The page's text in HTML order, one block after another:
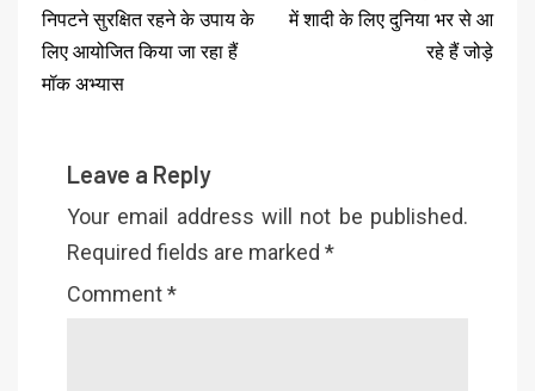
निपटने सुरक्षित रहने के उपाय के
लिए आयोजित किया जा रहा हैं
मॉक अभ्यास
में शादी के लिए दुनिया भर से आ
रहे हैं जोड़े
Leave a Reply
Your email address will not be published.
Required fields are marked *
Comment*